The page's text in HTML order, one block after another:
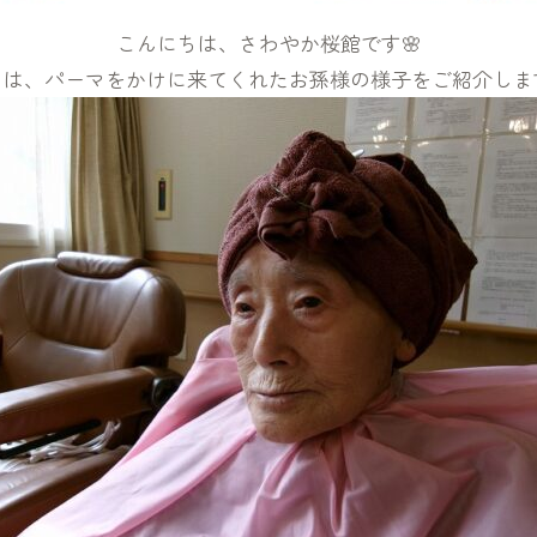
こんにちは、さわやか桜館です🌸
、パーマをかけに来てくれたお孫様の様子をご紹介し